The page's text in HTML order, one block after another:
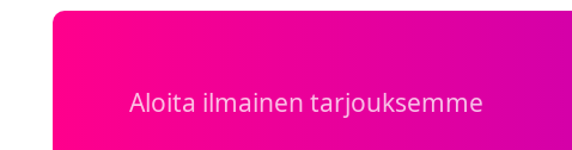
Aloita ilmainen tarjouksemme